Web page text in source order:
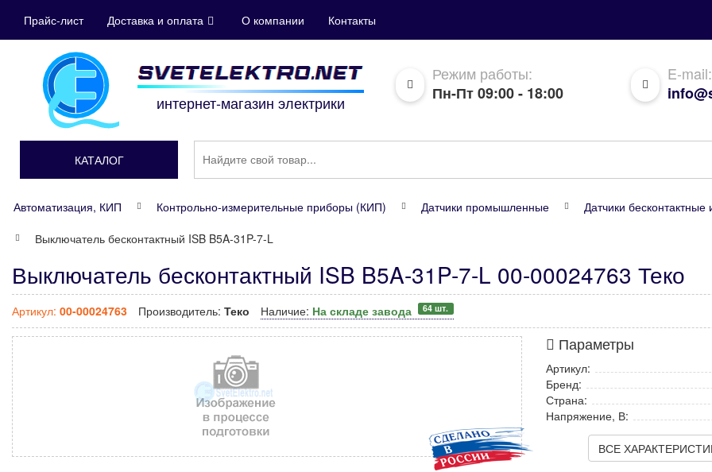
Прайс-лист Доставка и оплата О компании Контакты
интернет-магазин электрики
Режим работы:
Пн-Пт 09:00 - 18:00
E-mail:
КАТАЛОГ
Автоматизация, КИП Контрольно-измерительные приборы (КИП) Датчики промышленные
Датчики бесконтактные
Выключатель бесконтактный ISB B5A-31P-7-L
Выключатель бесконтактный ISB B5A-31P-7-L 00-00024763 Теко
Артикул: 00-00024763 Производитель: Теко Наличие: На складе завода 64 шт.
Параметры
Артикул:
Бренд:
Страна:
Напряжение, В:
ВСЕ